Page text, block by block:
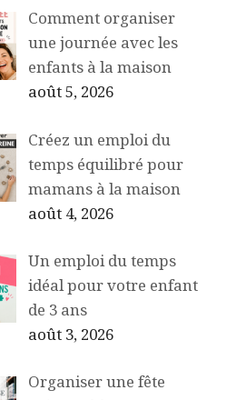
Comment organiser
une journée avec les
enfants à la maison
août 5, 2026
Créez un emploi du
temps équilibré pour
mamans à la maison
août 4, 2026
Un emploi du temps
idéal pour votre enfant
de 3 ans
août 3, 2026
Organiser une fête